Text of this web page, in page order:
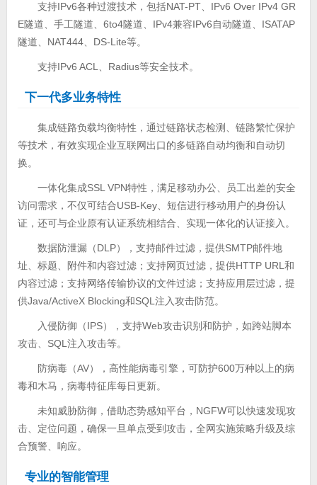
支持IPv6各种过渡技术，包括NAT-PT、IPv6 Over IPv4 GR
E隧道、手工隧道、6to4隧道、IPv4兼容IPv6自动隧道、ISATAP
隧道、NAT444、DS-Lite等。
支持IPv6 ACL、Radius等安全技术。
下一代多业务特性
集成链路负载均衡特性，通过链路状态检测、链路繁忙保护
等技术，有效实现企业互联网出口的多链路自动均衡和自动切
换。
一体化集成SSL VPN特性，满足移动办公、员工出差的安全
访问需求，不仅可结合USB-Key、短信进行移动用户的身份认
证，还可与企业原有认证系统相结合、实现一体化的认证接入。
数据防泄漏（DLP），支持邮件过滤，提供SMTP邮件地
址、标题、附件和内容过滤；支持网页过滤，提供HTTP URL和
内容过滤；支持网络传输协议的文件过滤；支持应用层过滤，提
供Java/ActiveX Blocking和SQL注入攻击防范。
入侵防御（IPS），支持Web攻击识别和防护，如跨站脚本
攻击、SQL注入攻击等。
防病毒（AV），高性能病毒引擎，可防护600万种以上的病
毒和木马，病毒特征库每日更新。
未知威胁防御，借助态势感知平台，NGFW可以快速发现攻
击、定位问题，确保一旦单点受到攻击，全网实施策略升级及综
合预警、响应。
专业的智能管理